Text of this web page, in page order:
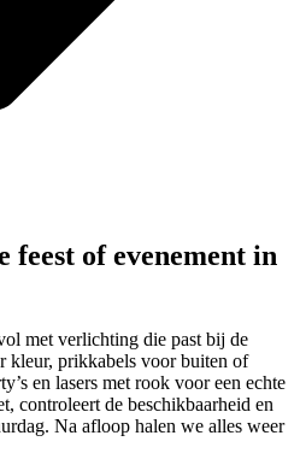
of evenement in
met verlichting die past bij de
kleur, prikkabels voor buiten of
en lasers met rook voor een echte
controleert de beschikbaarheid en
Na afloop halen we alles weer